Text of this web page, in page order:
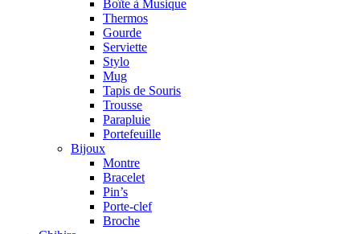
Boîte à Musique
Thermos
Gourde
Serviette
Stylo
Mug
Tapis de Souris
Trousse
Parapluie
Portefeuille
Bijoux
Montre
Bracelet
Pin’s
Porte-clef
Broche